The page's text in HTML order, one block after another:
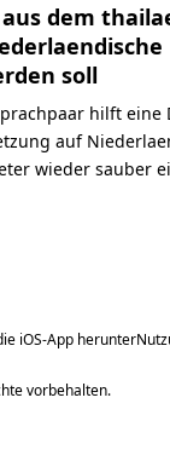
dem
soll
hilft eine
auf
wieder sauber
iOS-App herunter
vorbehalten.